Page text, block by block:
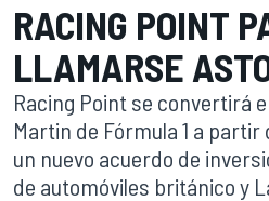
RACING POINT
LLAMARSE
Racing Point se convertirá
Martin de Fórmula 1 a partir
un nuevo acuerdo de
de automóviles británico y